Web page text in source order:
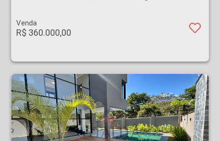
Venda
R$ 360.000,00